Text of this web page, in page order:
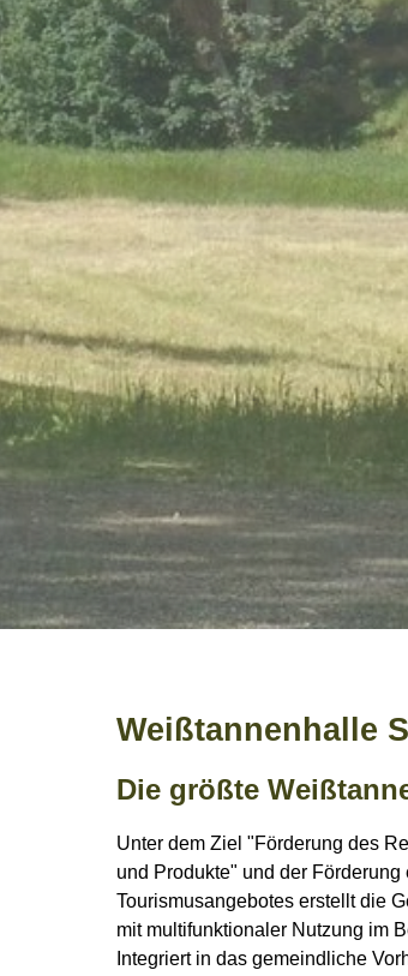
Weißtannenhalle
Die größte
Unter dem Ziel "Förderung des
und Produkte" und der
Tourismusangebotes erstellt die
mit multifunktionaler Nutzung im
Integriert in das gemeindliche